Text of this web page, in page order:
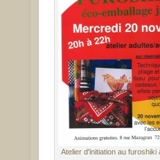
Atelier d'initiation au furoshiki